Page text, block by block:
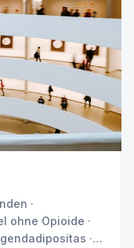
·
ohne Opioide ·
·